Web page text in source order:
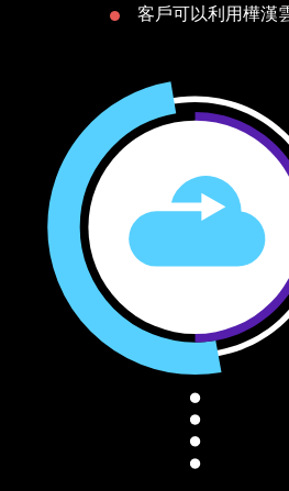
客戶可以利用樺漢